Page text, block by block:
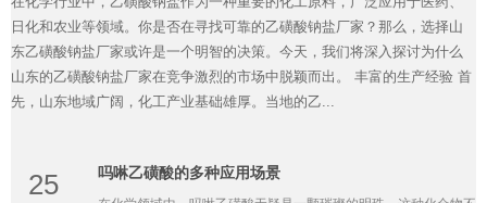
日化和农业等领域。你是否在寻找可靠的乙磺酸钠盐厂家？那么，选择山
东乙磺酸钠盐厂家或许是一个明智的决策。今天，我们将深入探讨为什么
山东的乙磺酸钠盐厂家在竞争激烈的市场中脱颖而出。 丰富的生产经验 首
先，山东地域广阔，化工产业基础雄厚。当地的乙...
25 吗啉乙磺酸的多种应用场景